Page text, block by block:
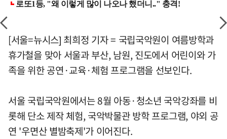
[서울=뉴시스] 최희정 기자 = 국립국악원이 여름방학과
휴가철을 맞아 서울과 부산, 남원, 진도에서 어린이와 가
족을 위한 공연·교육·체험 프로그램을 선보인다.
서울 국립국악원에서는 8월 아동·청소년 국악강좌를 비
롯해 단소 제작 체험, 국악박물관 방학 프로그램, 야외 공
연 '우면산 별밤축제'가 이어진다.